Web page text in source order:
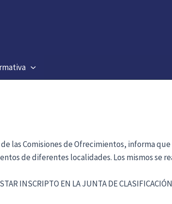
las Comisiones de Ofrecimientos, informa
de diferentes localidades. Los mismos se
INSCRIPTO EN LA JUNTA DE